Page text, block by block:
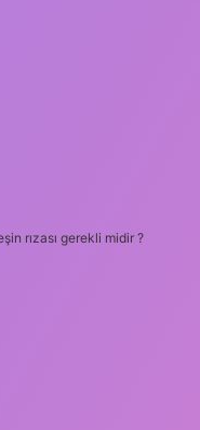
rızası gerekli midir ?